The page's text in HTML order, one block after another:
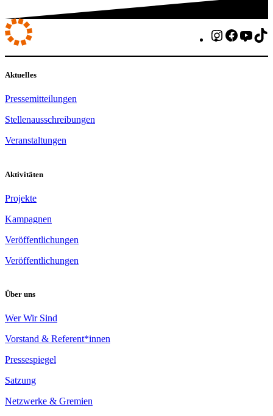
Instagram
Aktuelles
Pressemitteilungen
Stellenausschreibungen
Veranstaltungen
Aktivitäten
Projekte
Kampagnen
Veröffentlichungen
Veröffentlichungen
Über uns
Wer Wir Sind
Vorstand & Referent*innen
Pressespiegel
Satzung
Netzwerke & Gremien